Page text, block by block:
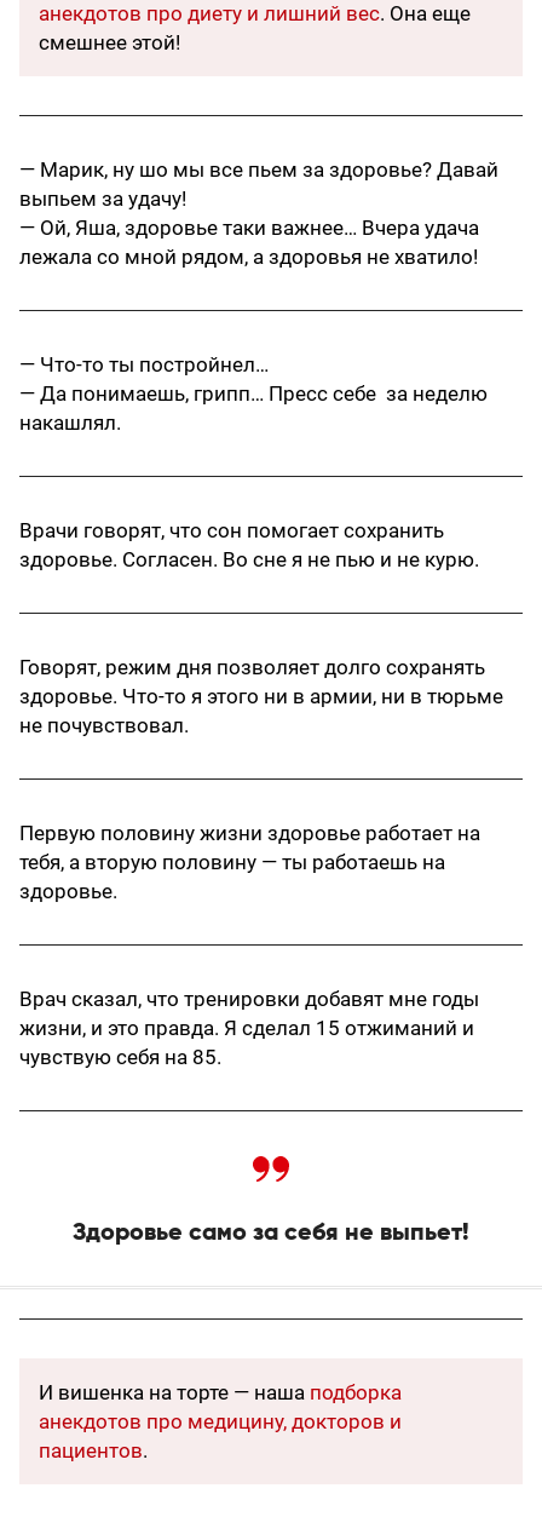
анекдотов про диету и лишний вес. Она еще
смешнее этой!
— Марик, ну шо мы все пьем за здоровье? Давай
выпьем за удачу!
— Ой, Яша, здоровье таки важнее… Вчера удача
лежала со мной рядом, а здоровья не хватило!
— Что-то ты постройнел…
— Да понимаешь, грипп… Пресс себе за неделю
накашлял.
Врачи говорят, что сон помогает сохранить
здоровье. Согласен. Во сне я не пью и не курю.
Говорят, режим дня позволяет долго сохранять
здоровье. Что-то я этого ни в армии, ни в тюрьме
не почувствовал.
Первую половину жизни здоровье работает на
тебя, а вторую половину — ты работаешь на
здоровье.
Врач сказал, что тренировки добавят мне годы
жизни, и это правда. Я сделал 15 отжиманий и
чувствую себя на 85.
Здоровье само за себя не выпьет!
И вишенка на торте — наша подборка
анекдотов про медицину, докторов и
пациентов.